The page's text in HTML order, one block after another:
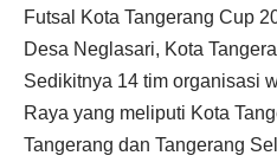
Futsal Kota Tangerang Cup
Desa Neglasari, Kota
Sedikitnya 14 tim organisasi
Raya yang meliputi Kota
Tangerang dan Tangerang